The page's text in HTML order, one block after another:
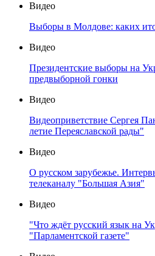
Видео
Выборы в Молдове: каких
Видео
Президентские выборы на
предвыборной гонки
Видео
Видеоприветствие Сергея
летие Переяславской рады"
Видео
О русском зарубежье.
телеканалу "Большая Азия"
Видео
"Что ждёт русский язык на
"Парламентской газете"